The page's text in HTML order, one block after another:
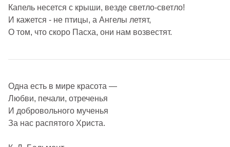
Капель несется с крыши, везде светло-светло!
И кажется - не птицы, а Ангелы летят,
О том, что скоро Пасха, они нам возвестят.
Одна есть в мире красота —
Любви, печали, отреченья
И добровольного мученья
За нас распятого Христа.